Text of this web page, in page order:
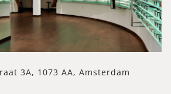
3A, 1073 AA, Amsterdam